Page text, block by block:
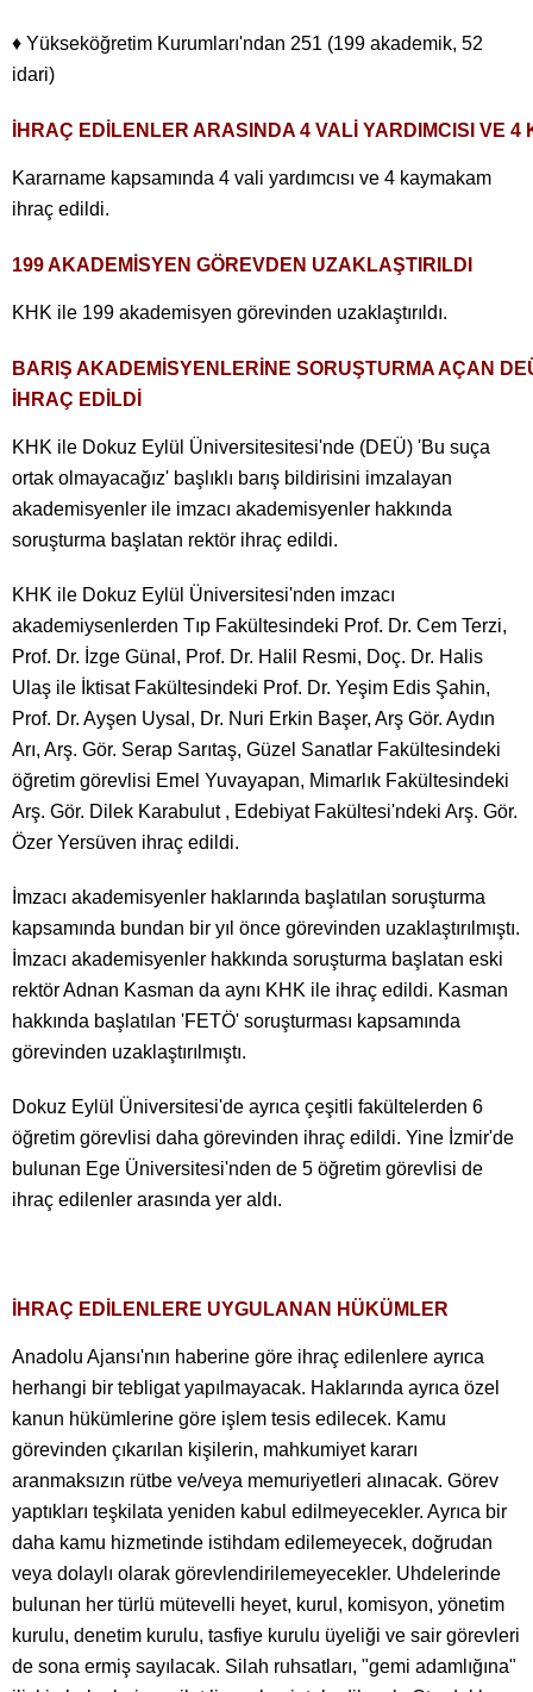
♦ Yükseköğretim Kurumları'ndan 251 (199 akademik, 52
idari)
İHRAÇ EDİLENLER ARASINDA 4 VALİ YARDIMCISI VE
Kararname kapsamında 4 vali yardımcısı ve 4 kaymakam
ihraç edildi.
199 AKADEMİSYEN GÖREVDEN UZAKLAŞTIRILDI
KHK ile 199 akademisyen görevinden uzaklaştırıldı.
BARIŞ AKADEMİSYENLERİNE SORUŞTURMA AÇAN
İHRAÇ EDİLDİ
KHK ile Dokuz Eylül Üniversitesitesi'nde (DEÜ) 'Bu suça
ortak olmayacağız' başlıklı barış bildirisini imzalayan
akademisyenler ile imzacı akademisyenler hakkında
soruşturma başlatan rektör ihraç edildi.
KHK ile Dokuz Eylül Üniversitesi'nden imzacı
akademiysenlerden Tıp Fakültesindeki Prof. Dr. Cem Terzi,
Prof. Dr. İzge Günal, Prof. Dr. Halil Resmi, Doç. Dr. Halis
Ulaş ile İktisat Fakültesindeki Prof. Dr. Yeşim Edis Şahin,
Prof. Dr. Ayşen Uysal, Dr. Nuri Erkin Başer, Arş Gör. Aydın
Arı, Arş. Gör. Serap Sarıtaş, Güzel Sanatlar Fakültesindeki
öğretim görevlisi Emel Yuvayapan, Mimarlık Fakültesindeki
Arş. Gör. Dilek Karabulut , Edebiyat Fakültesi'ndeki Arş. Gör.
Özer Yersüven ihraç edildi.
İmzacı akademisyenler haklarında başlatılan soruşturma
kapsamında bundan bir yıl önce görevinden uzaklaştırılmıştı.
İmzacı akademisyenler hakkında soruşturma başlatan eski
rektör Adnan Kasman da aynı KHK ile ihraç edildi. Kasman
hakkında başlatılan 'FETÖ' soruşturması kapsamında
görevinden uzaklaştırılmıştı.
Dokuz Eylül Üniversitesi'de ayrıca çeşitli fakültelerden 6
öğretim görevlisi daha görevinden ihraç edildi. Yine İzmir'de
bulunan Ege Üniversitesi'nden de 5 öğretim görevlisi de
ihraç edilenler arasında yer aldı.
İHRAÇ EDİLENLERE UYGULANAN HÜKÜMLER
Anadolu Ajansı'nın haberine göre ihraç edilenlere ayrıca
herhangi bir tebligat yapılmayacak. Haklarında ayrıca özel
kanun hükümlerine göre işlem tesis edilecek. Kamu
görevinden çıkarılan kişilerin, mahkumiyet kararı
aranmaksızın rütbe ve/veya memuriyetleri alınacak. Görev
yaptıkları teşkilata yeniden kabul edilmeyecekler. Ayrıca bir
daha kamu hizmetinde istihdam edilemeyecek, doğrudan
veya dolaylı olarak görevlendirilemeyecekler. Uhdelerinde
bulunan her türlü mütevelli heyet, kurul, komisyon, yönetim
kurulu, denetim kurulu, tasfiye kurulu üyeliği ve sair görevleri
de sona ermiş sayılacak. Silah ruhsatları, "gemi adamlığına"